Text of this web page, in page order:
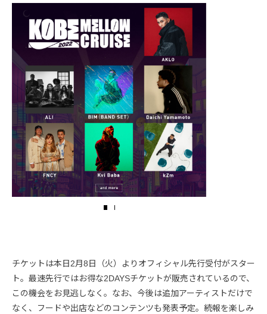
チケットは本日2月8日（火）よりオフィシャル先行受付がスター
ト。最速先行ではお得な2DAYSチケットが販売されているので、
この機会をお見逃しなく。なお、今後は追加アーティストだけで
なく、フードや出店などのコンテンツも発表予定。続報を楽しみ